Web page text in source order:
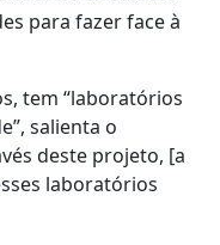
para fazer face à
tem “laboratórios
salienta o
deste projeto, [a
laboratórios